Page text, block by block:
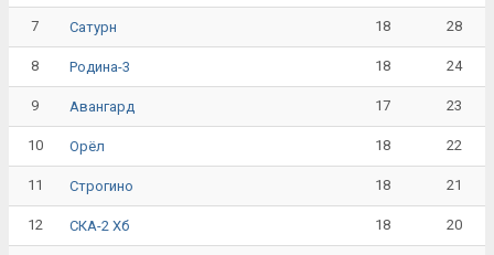
7 Сатурн 18 28
8 Родина-3 18 24
9 Авангард 17 23
10 Орёл 18 22
11 Строгино 18 21
12 СКА-2 Хб 18 20